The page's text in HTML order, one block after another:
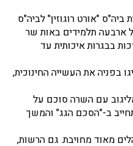
"אורט רוגוזין" לביה"ס
ארבעה תלמידים באות שר
בבגרות איכותית עד
בפניה את העשייה החינוכית,
עם השרה סוכם על
ב-"הסכם הגג" והמשך
מאוד מחויבת. גם הרשות,